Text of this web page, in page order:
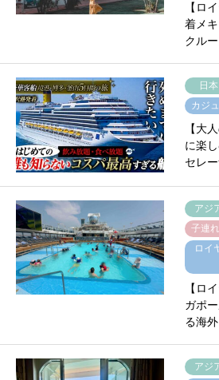
【ロ
着メ
クル
日本
カジ
【大
に楽
セレ
アジ
子連
ロイ
【ロ
ガポ
る海
アジ